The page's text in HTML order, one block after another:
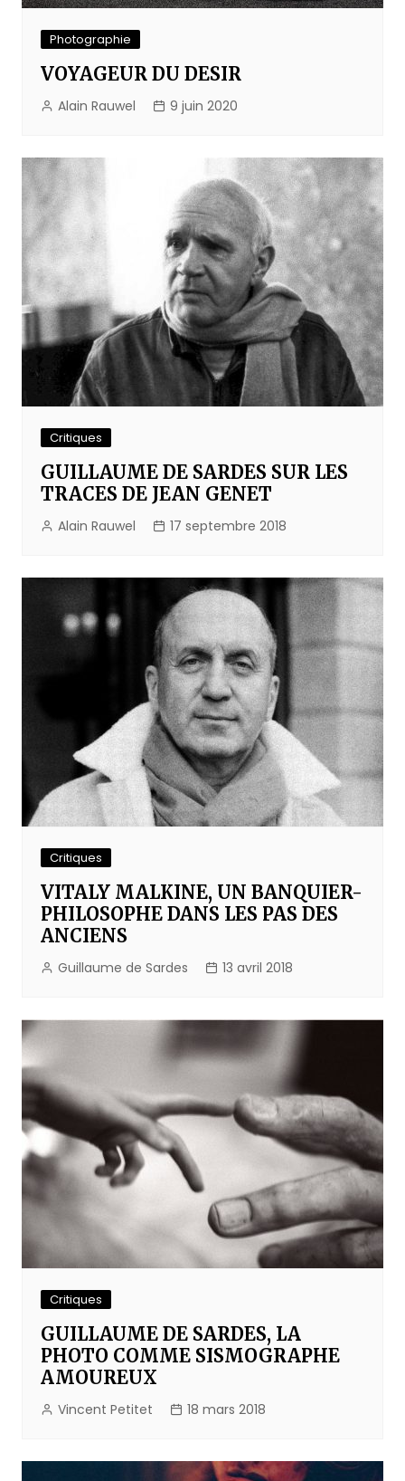
Photographie
VOYAGEUR DU DESIR
Alain Rauwel 9 juin 2020
Critiques
GUILLAUME DE SARDES SUR LES
TRACES DE JEAN GENET
Alain Rauwel 17 septembre 2018
Critiques
VITALY MALKINE, UN BANQUIER-
PHILOSOPHE DANS LES PAS DES
ANCIENS
Guillaume de Sardes 13 avril 2018
Critiques
GUILLAUME DE SARDES, LA
PHOTO COMME SISMOGRAPHE
AMOUREUX
Vincent Petitet 18 mars 2018